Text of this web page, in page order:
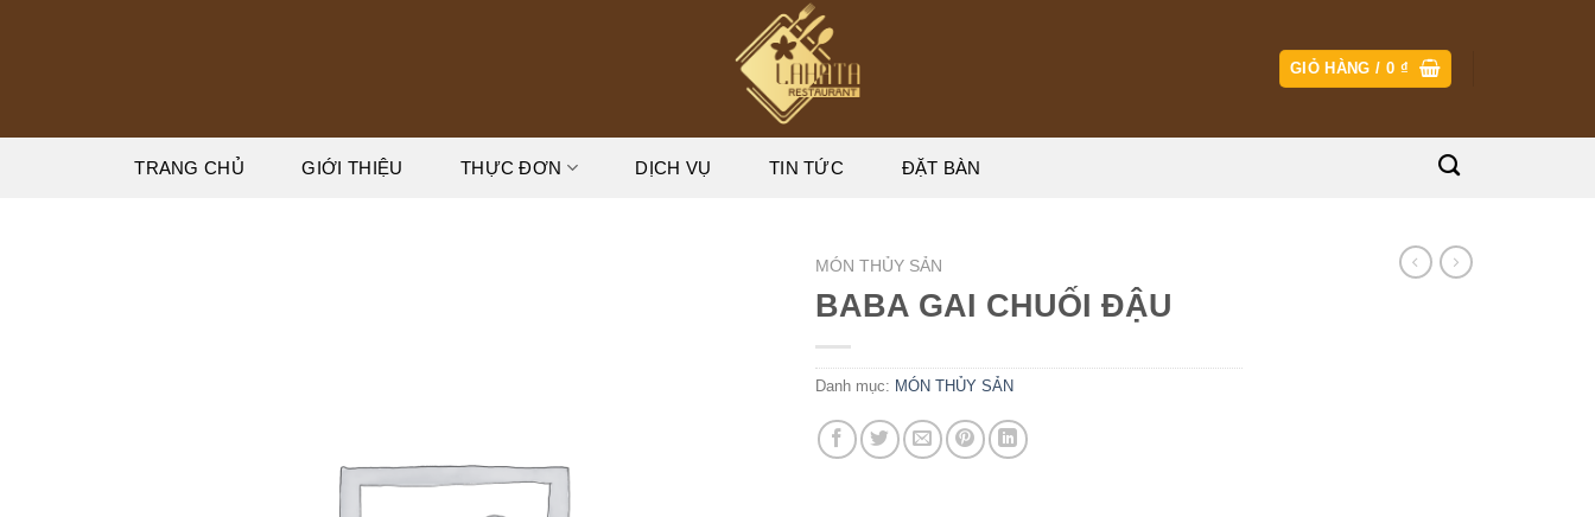
GIỎ HÀNG /0 ₫
TRANG CHỦ GIỚI THIỆU THỰC ĐƠN DỊCH VỤ TIN TỨC ĐẶT BÀN
MÓN THỦY SẢN
BABA GAI CHUỐI ĐẬU
Danh mục: MÓN THỦY SẢN